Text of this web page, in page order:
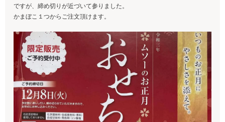
ですが、締め切りが近づいて参りました。
かまぼこ１つからご注文頂けます。